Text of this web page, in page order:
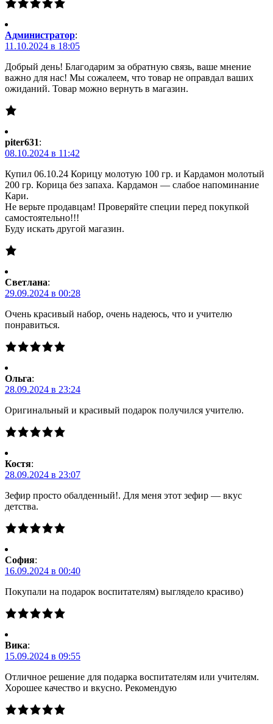
Администратор:
11.10.2024 в 18:05
Добрый день! Благодарим за обратную связь, ваше мнение
важно для нас! Мы сожалеем, что товар не оправдал ваших
ожиданий. Товар можно вернуть в магазин.
piter631:
08.10.2024 в 11:42
Купил 06.10.24 Корицу молотую 100 гр. и Кардамон молотый
200 гр. Корица без запаха. Кардамон — слабое напоминание
Кари.
Не верьте продавцам! Проверяйте специи перед покупкой
самостоятельно!!!
Буду искать другой магазин.
Светлана:
29.09.2024 в 00:28
Очень красивый набор, очень надеюсь, что и учителю
понравиться.
Ольга:
28.09.2024 в 23:24
Оригинальный и красивый подарок получился учителю.
Костя:
28.09.2024 в 23:07
Зефир просто обалденный!. Для меня этот зефир — вкус
детства.
Cофия:
16.09.2024 в 00:40
Покупали на подарок воспитателям) выглядело красиво)
Вика:
15.09.2024 в 09:55
Отличное решение для подарка воспитателям или учителям.
Хорошее качество и вкусно. Рекомендую